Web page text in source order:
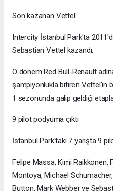
Son kazanan Vettel
Intercity İstanbul Park'ta
Sebastian Vettel kazandı.
O dönem Red Bull-Renault
şampiyonlukla bitiren Vettel'in
1 sezonunda galip geldiği
9 pilot podyuma çıktı
İstanbul Park'taki 7 yarışta 9
Felipe Massa, Kimi
Montoya, Michael
Button, Mark Webber ve